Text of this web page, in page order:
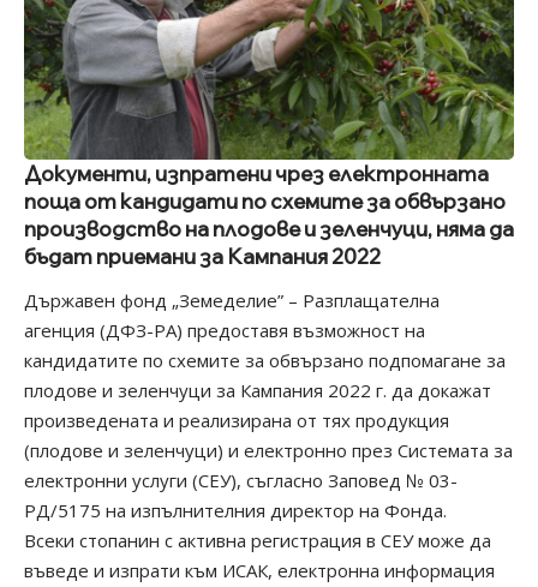
Документи, изпратени чрез електронната
поща от кандидати по схемите за обвързано
производство на плодове и зеленчуци, няма да
бъдат приемани за Кампания 2022
Държавен фонд „Земеделие” – Разплащателна
агенция (ДФЗ-РА) предоставя възможност на
кандидатите по схемите за обвързано подпомагане за
плодове и зеленчуци за Кампания 2022 г. да докажат
произведената и реализирана от тях продукция
(плодове и зеленчуци) и електронно през Системата за
електронни услуги (СЕУ), съгласно Заповед № 03-
РД/5175 на изпълнителния директор на Фонда.
Всеки стопанин с активна регистрация в СЕУ може да
въведе и изпрати към ИСАК, електронна информация